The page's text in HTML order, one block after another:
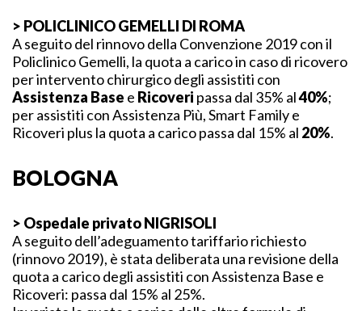
> POLICLINICO GEMELLI DI ROMA
A seguito del rinnovo della Convenzione 2019 con il
Policlinico Gemelli, la quota a carico in caso di ricovero
per intervento chirurgico degli assistiti con
Assistenza Base e Ricoveri passa dal 35% al40%;
per assistiti con Assistenza Più, Smart Family e
Ricoveri plus la quota a carico passa dal 15% al 20%.
BOLOGNA
> Ospedale privato NIGRISOLI
A seguito dell’adeguamento tariffario richiesto
(rinnovo 2019), è stata deliberata una revisione della
quota a carico degli assistiti con Assistenza Base e
Ricoveri: passa dal 15% al 25%.